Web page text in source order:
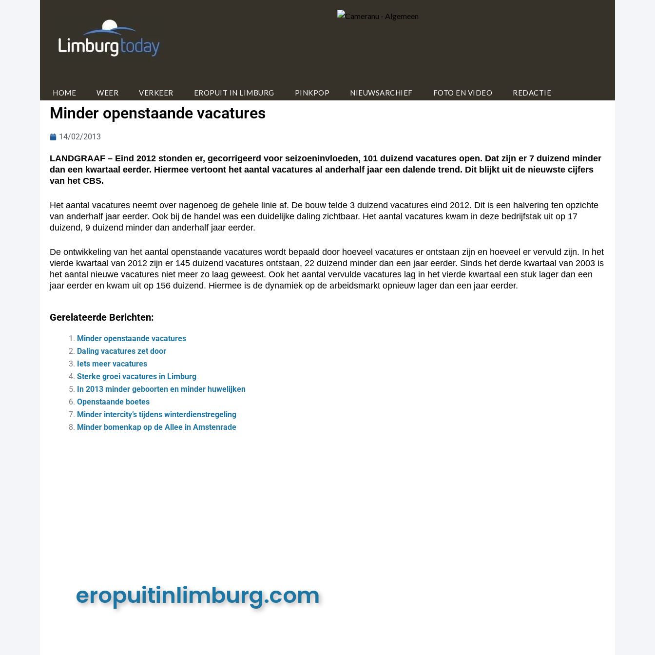
HOME WEER VERKEER EROPUIT IN LIMBURG PINKPOP NIEUWSARCHIEF FOTO EN VIDEO REDACTIE
Minder openstaande vacatures
14/02/2013
LANDGRAAF – Eind 2012 stonden er, gecorrigeerd voor seizoeninvloeden, 101 duizend vacatures open. Dat zijn er 7 duizend minder
dan een kwartaal eerder. Hiermee vertoont het aantal vacatures al anderhalf jaar een dalende trend. Dit blijkt uit de nieuwste cijfers
van het CBS.
Het aantal vacatures neemt over nagenoeg de gehele linie af. De bouw telde 3 duizend vacatures eind 2012. Dit is een halvering ten opzichte
van anderhalf jaar eerder. Ook bij de handel was een duidelijke daling zichtbaar. Het aantal vacatures kwam in deze bedrijfstak uit op 17
duizend, 9 duizend minder dan anderhalf jaar eerder.
De ontwikkeling van het aantal openstaande vacatures wordt bepaald door hoeveel vacatures er ontstaan zijn en hoeveel er vervuld zijn. In het
vierde kwartaal van 2012 zijn er 145 duizend vacatures ontstaan, 22 duizend minder dan een jaar eerder. Sinds het derde kwartaal van 2003 is
het aantal nieuwe vacatures niet meer zo laag geweest. Ook het aantal vervulde vacatures lag in het vierde kwartaal een stuk lager dan een
jaar eerder en kwam uit op 156 duizend. Hiermee is de dynamiek op de arbeidsmarkt opnieuw lager dan een jaar eerder.
Gerelateerde Berichten:
Minder openstaande vacatures
Daling vacatures zet door
Iets meer vacatures
Sterke groei vacatures in Limburg
In 2013 minder geboorten en minder huwelijken
Openstaande boetes
Minder intercity’s tijdens winterdienstregeling
Minder bomenkap op de Allee in Amstenrade
eropuitinlimburg.com